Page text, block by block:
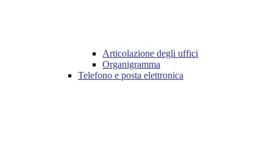
Articolazione degli uffici
Organigramma
Telefono e posta elettronica